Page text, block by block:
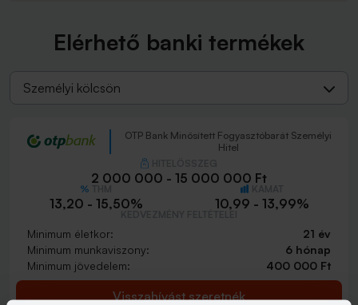
Elérhető banki termékek
Személyi kölcsön
OTP Bank Minősített Fogyasztóbarát Személyi
Hitel
2 000 000 - 15 000 000 Ft
13,20 - 15,50% 10,99 - 13,99%
Minimum életkor:
21 év
Minimum munkaviszony:
6 hónap
Minimum jövedelem:
400 000 Ft
Visszahívást szeretnék